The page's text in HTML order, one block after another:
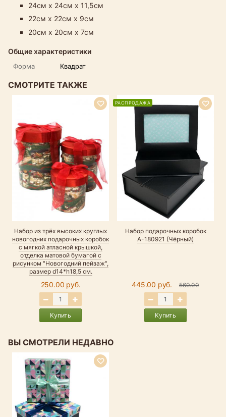
24см х 24см х 11,5см
22см х 22см х 9см
20см х 20см х 7см
Общие характеристики
Форма Квадрат
СМОТРИТЕ ТАКЖЕ
Набор из трёх высоких круглых
новогодних подарочных коробок
с мягкой атласной крышкой,
отделка матовой бумагой с
рисунком "Новогодний пейзаж",
размер d14*h18,5 см.
250.00 руб.
Купить
Набор подарочных коробок
А-180921 (Чёрный)
445.00 руб. 560.00
Купить
РАСПРОДАЖА
ВЫ СМОТРЕЛИ НЕДАВНО